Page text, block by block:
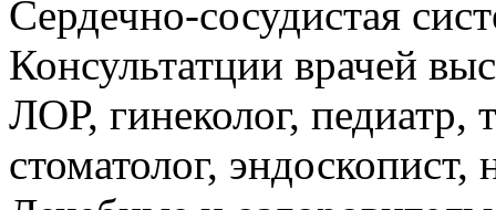
Сердечно-сосудистая
Консультатции врачей
ЛОР, гинеколог, педиатр,
стоматолог, эндоскопист,